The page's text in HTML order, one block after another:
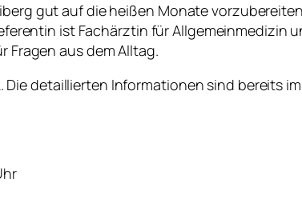
gut auf die heißen Monate
ist Fachärztin für Allgemeinmedizin
aus dem Alltag.
Die detaillierten Informationen sind bereits